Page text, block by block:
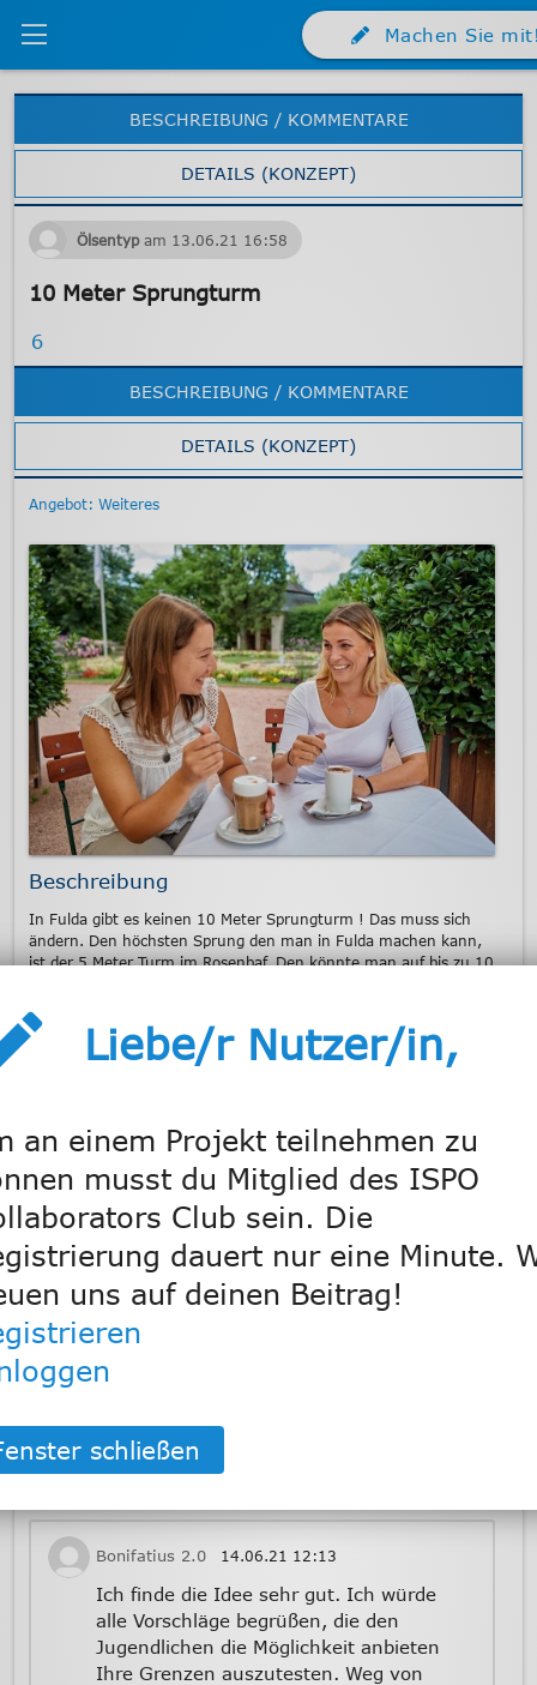
Machen Sie
BESCHREIBUNG / KOMMENTARE
DETAILS (KONZEPT)
Ölsentyp am 13.06.21 16:58
10 Meter Sprungturm
6
BESCHREIBUNG / KOMMENTARE
DETAILS (KONZEPT)
Angebot: Weiteres
Beschreibung
In Fulda gibt es keinen 10 Meter Sprungturm ! Das muss sich
ändern. Den höchsten Sprung den man in Fulda machen kann,
ist der 5 Meter Turm im Rosenbaf. Den könnte man auf bis zu 10
2 Kommentare
Raumfalte 14.06.21 21:50
Gerade nachgesehen: Der höchste
Sprungturm der Welt steht derzeit in
Österreich und ist 27,5m hoch. Warum
bauen wir uns nicht den höchsten? Ein
35m Turm sollte für den Weltrekord eine
Weile genügen. Am besten so gebaut,
dass er unabhängig von anderen
nachts benutzt werden kann. Inklusive
Magnet für die Stadt.
Bonifatius 2.0 14.06.21 12:13
Ich finde die Idee sehr gut. Ich würde
alle Vorschläge begrüßen, die den
Jugendlichen die Möglichkeit anbieten
Ihre Grenzen auszutesten. Weg von
Liebe/r Nutzer/in,
an einem Projekt teilnehmen zu
musst du Mitglied des ISPO
Club sein. Die
dauert nur eine Minute.
uns auf deinen Beitrag!